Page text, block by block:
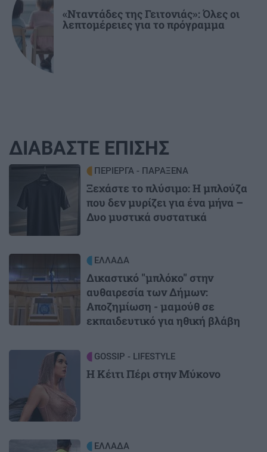
«Νταντάδες της Γειτονιάς»: Όλες οι
λεπτομέρειες για το πρόγραμμα
ΔΙΑΒΑΣΤΕ ΕΠΙΣΗΣ
ΠΕΡΙΕΡΓΑ - ΠΑΡΑΞΕΝΑ
Ξεχάστε το πλύσιμο: Η μπλούζα
που δεν μυρίζει για ένα μήνα –
Δυο μυστικά συστατικά
ΕΛΛΑΔΑ
Δικαστικό "μπλόκο" στην
αυθαιρεσία των Δήμων:
Αποζημίωση - μαμούθ σε
εκπαιδευτικό για ηθική βλάβη
GOSSIP - LIFESTYLE
Η Κέιτι Πέρι στην Μύκονο
ΕΛΛΑΔΑ